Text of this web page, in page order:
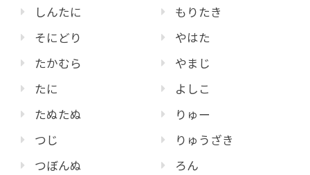
しんたに
そにどり
たかむら
たに
たぬたぬ
つじ
つぼんぬ
もりたき
やはた
やまじ
よしこ
りゅー
りゅうざき
ろん